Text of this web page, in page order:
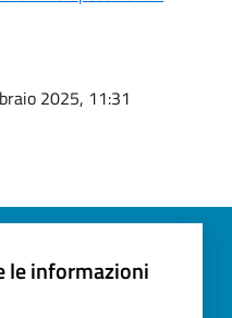
2025, 11:31
le informazioni